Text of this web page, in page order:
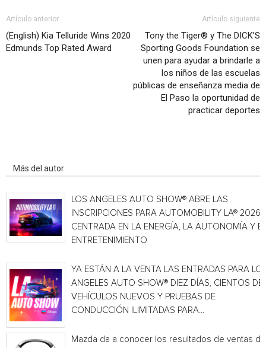
Artículo anterior
(English) Kia Telluride Wins 2020
Edmunds Top Rated Award
Artículo siguiente
Tony the Tiger® y The DICK’S
Sporting Goods Foundation se
unen para ayudar a brindarle a
los niños de las escuelas
públicas de enseñanza media de
El Paso la oportunidad de
practicar deportes
Más del autor
LOS ANGELES AUTO SHOW® ABRE LAS
INSCRIPCIONES PARA AUTOMOBILITY LA® 2026,
CENTRADA EN LA ENERGÍA, LA AUTONOMÍA Y EL
ENTRETENIMIENTO
YA ESTÁN A LA VENTA LAS ENTRADAS PARA
ANGELES AUTO SHOW® DIEZ DÍAS, CIENTOS DE
VEHÍCULOS NUEVOS Y PRUEBAS DE
CONDUCCIÓN ILIMITADAS PARA...
Mazda da a conocer los resultados de ventas de